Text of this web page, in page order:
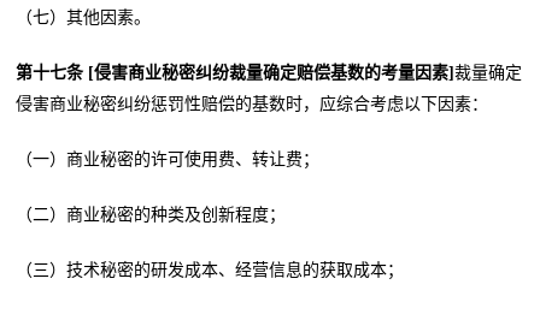
（七）其他因素。
第十七条 [侵害商业秘密纠纷裁量确定赔偿基数的考量因素]裁量确定
侵害商业秘密纠纷惩罚性赔偿的基数时，应综合考虑以下因素：
（一）商业秘密的许可使用费、转让费；
（二）商业秘密的种类及创新程度；
（三）技术秘密的研发成本、经营信息的获取成本；